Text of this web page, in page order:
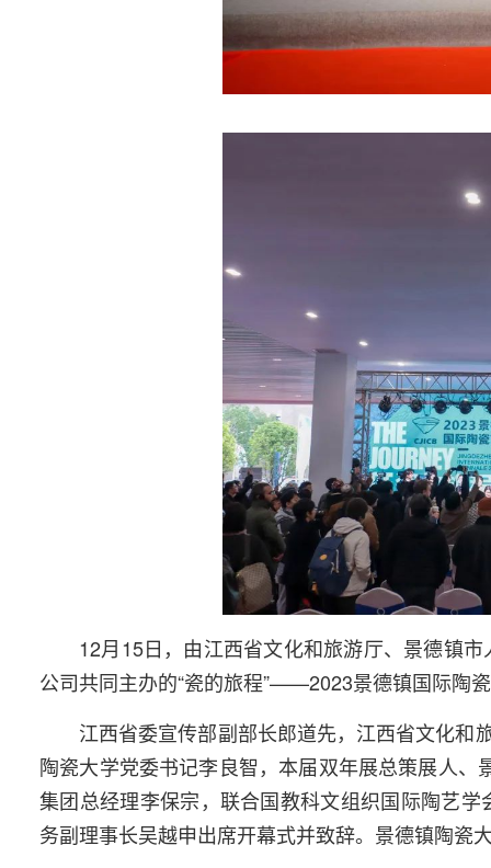
12月15日，由江西省文化和旅游厅、景德镇
公司共同主办的“瓷的旅程”——2023景德镇国际陶
江西省委宣传部副部长郎道先，江西省文化和
陶瓷大学党委书记李良智，本届双年展总策展人
集团总经理李保宗，联合国教科文组织国际陶艺
务副理事长吴越申出席开幕式并致辞。景德镇陶瓷